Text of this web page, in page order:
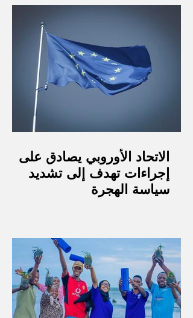
الاتحاد الأوروبي يصادق على
إجراءات تهدف إلى تشديد
سياسة الهجرة